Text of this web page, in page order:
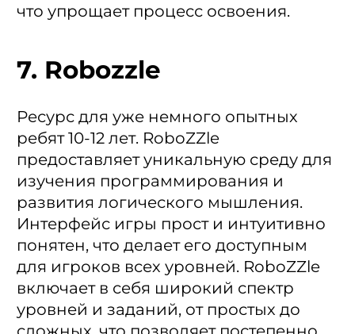
что упрощает процесс освоения.
7. Robozzle
Ресурс для уже немного опытных
ребят 10-12 лет. RoboZZle
предоставляет уникальную среду для
изучения программирования и
развития логического мышления.
Интерфейс игры прост и интуитивно
понятен, что делает его доступным
для игроков всех уровней. RoboZZle
включает в себя широкий спектр
уровней и заданий, от простых до